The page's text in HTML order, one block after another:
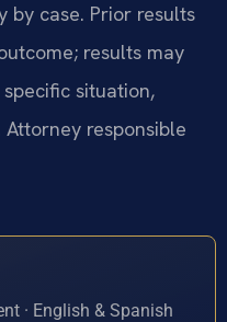
by case. Prior results
results may
situation,
responsible
· English & Spanish